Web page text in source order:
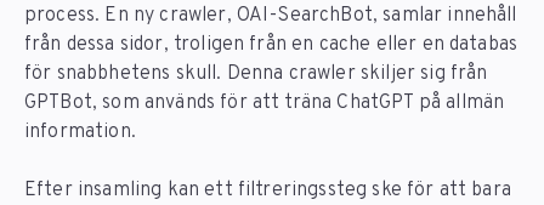
process. En ny crawler, OAI-SearchBot, samlar innehåll
från dessa sidor, troligen från en cache eller en databas
för snabbhetens skull. Denna crawler skiljer sig från
GPTBot, som används för att träna ChatGPT på allmän
information.
Efter insamling kan ett filtreringssteg ske för att bara